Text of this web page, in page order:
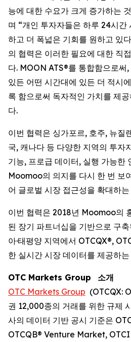
능에 대한 수요가 크게 증가하는
며 “개인 투자자들은 하루 24시간
하고 더 폭넓은 기회를 원하고 있
의 협력은 이러한 필요에 대한 직
다. MOON ATS®를 통합함으로써
있든 어떤 시간대에 있든 더 적시
록 함으로써 독자적인 가치를 제
다.
이번 협력은 싱가포르, 호주, 뉴질
국, 캐나다 등 다양한 지역의 투자
기능, 프로급 데이터, 실행 가능한
Moomoo의 의지를 다시 한 번 보
어 글로벌 시장 접근성을 확대하
이번 협력은 2018년 Moomoo의
된 장기 파트너십을 기반으로 구
아·태평양 지역에서 OTCQX®,
한 실시간 시장 데이터를 제공하
OTC Markets Group
소개
OTC Markets Group (OTCQX:
권 12,000종의 거래를 위한 규제
사의 데이터 기반 공시 기준은
OTCQB® Venture Market,